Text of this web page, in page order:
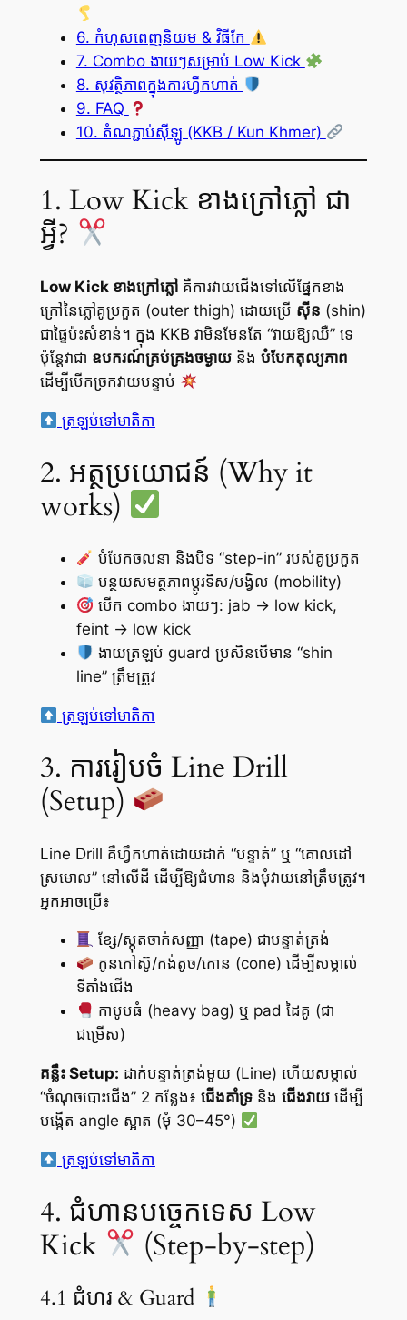
6. កំហុសពេញនិយម & វិធីកែ
7. Combo ងាយៗសម្រាប់ Low Kick
8. សុវត្ថិភាពក្នុងការហ្វឹកហាត់
9. FAQ
10. តំណភ្ជាប់ស៊ីឡូ (KKB / Kun Khmer)
1. Low Kick ខាងក្រៅភ្លៅ ជា
អ្វី?
Low Kick ខាងក្រៅភ្លៅគឺការវាយជើងទៅលើផ្នែកខាង
ក្រៅនៃភ្លៅគូប្រកួត (outer thigh) ដោយប្រើ ស៊ីន (shin)
ជាផ្ទៃប៉ះសំខាន់។ ក្នុង KKB វាមិនមែនតែ “វាយឱ្យឈឺ” ទេ
ប៉ុន្តែវាជា ឧបករណ៍គ្រប់គ្រងចម្ងាយនិង បំបែកតុល្យភាព
ដើម្បីបើកច្រកវាយបន្ទាប់
ត្រឡប់ទៅមាតិកា
2. អត្ថប្រយោជន៍ (Why it
works)
បំបែកចលនា និងបិទ “step-in” របស់គូប្រកួត
បន្ថយសមត្ថភាពប្ដូរទិស/បង្វិល (mobility)
បើក combo ងាយៗ: jab → low kick,
feint → low kick
ងាយត្រឡប់ guard ប្រសិនបើមាន “shin
line” ត្រឹមត្រូវ
ត្រឡប់ទៅមាតិកា
3. ការរៀបចំ Line Drill
(Setup)
Line Drill គឺហ្វឹកហាត់ដោយដាក់ “បន្ទាត់” ឬ “គោលដៅ
ស្រមោល” នៅលើដី ដើម្បីឱ្យជំហាន និងមុំវាយនៅត្រឹមត្រូវ។
អ្នកអាចប្រើ៖
ខ្សែ/ស្កុតចាក់សញ្ញា (tape) ជាបន្ទាត់ត្រង់
កូនកៅស៊ូ/កង់តូច/កោន (cone) ដើម្បីសម្គាល់
ទីតាំងជើង
កាបូបធំ (heavy bag) ឬ pad ដៃគូ (ជា
ជម្រើស)
គន្លឹះ Setup: ដាក់បន្ទាត់ត្រង់មួយ (Line) ហើយសម្គាល់
“ចំណុចបោះជើង” 2 កន្លែង៖ ជើងគាំទ្រនិង ជើងវាយដើម្បី
បង្កើត angle ស្អាត (មុំ 30–45°)
ត្រឡប់ទៅមាតិកា
4. ជំហានបច្ចេកទេស Low
Kick
(Step-by-step)
4.1 ជំហរ & Guard